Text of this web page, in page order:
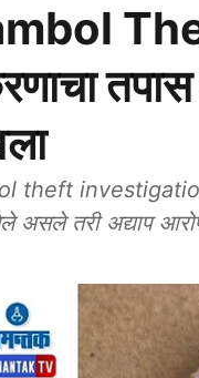
तपास
theft investigation:
असले तरी अद्याप